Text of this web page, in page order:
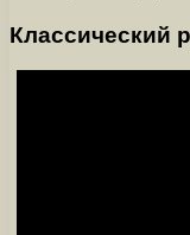
Классический